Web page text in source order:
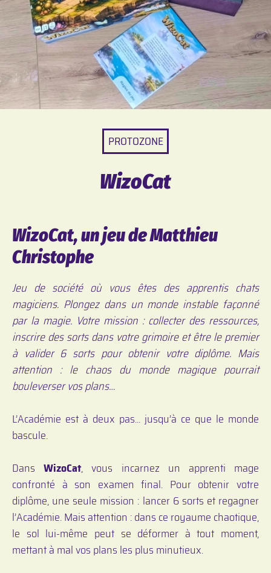
PROTOZONE
WizoCat
WizoCat, un jeu de Matthieu
Christophe
Jeu de société où vous êtes des apprentis chats
magiciens. Plongez dans un monde instable façonné
par la magie. Votre mission : collecter des ressources,
inscrire des sorts dans votre grimoire et être le premier
à valider 6 sorts pour obtenir votre diplôme. Mais
attention : le chaos du monde magique pourrait
bouleverser vos plans…
L’Académie est à deux pas... jusqu’à ce que le monde
bascule.
DansWizoCat, vous incarnez un apprenti mage
confronté à son examen final. Pour obtenir votre
diplôme, une seule mission : lancer 6 sorts et regagner
l’Académie. Mais attention : dans ce royaume chaotique,
le sol lui-même peut se déformer à tout moment,
mettant à mal vos plans les plus minutieux.